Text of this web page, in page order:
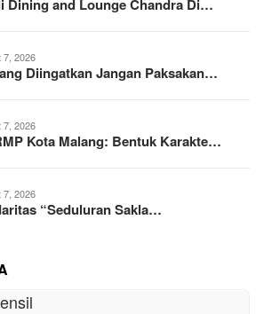
Dining and Lounge Chandra Di…
7, 2026
Diingatkan Jangan Paksakan…
7, 2026
Kota Malang: Bentuk Karakte…
7, 2026
“Seduluran Sakla…